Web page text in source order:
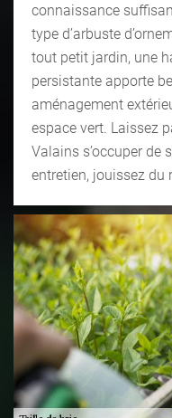
connaissance
type d’arbuste
tout petit jardin, une
persistante apporte
aménagement
espace vert. Laissez
Valains s’occuper de
entretien, jouissez du